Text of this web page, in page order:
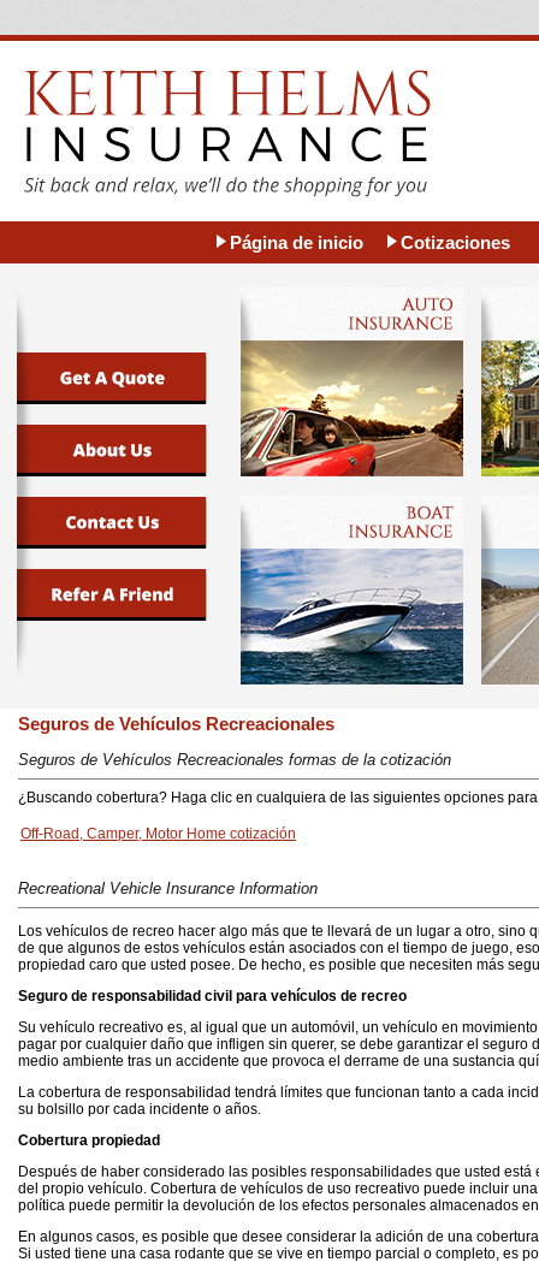
Página de inicio Cotizaciones
Seguros de Vehículos Recreacionales
Seguros de Vehículos Recreacionales formas de la cotización
¿Buscando cobertura? Haga clic en cualquiera de las siguientes opciones
Off-Road, Camper, Motor Home cotización
Recreational Vehicle Insurance Information
Los vehículos de recreo hacer algo más que te llevará de un lugar a otro,
de que algunos de estos vehículos están asociados con el tiempo de juego,
propiedad caro que usted posee. De hecho, es posible que necesiten más
Seguro de responsabilidad civil para vehículos de recreo
Su vehículo recreativo es, al igual que un automóvil, un vehículo en
pagar por cualquier daño que infligen sin querer, se debe garantizar el
medio ambiente tras un accidente que provoca el derrame de una sustancia
La cobertura de responsabilidad tendrá límites que funcionan tanto a cada
su bolsillo por cada incidente o años.
Cobertura propiedad
Después de haber considerado las posibles responsabilidades que usted
del propio vehículo. Cobertura de vehículos de uso recreativo puede incluir
política puede permitir la devolución de los efectos personales almacenados
En algunos casos, es posible que desee considerar la adición de una
Si usted tiene una casa rodante que se vive en tiempo parcial o completo, es